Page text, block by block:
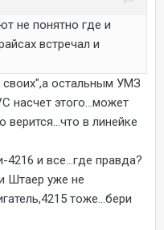
не понятно где и
встречал и
остальным УМЗ
насчет этого...может
в линейке
и все...где правда?
Штаер уже не
тоже...бери